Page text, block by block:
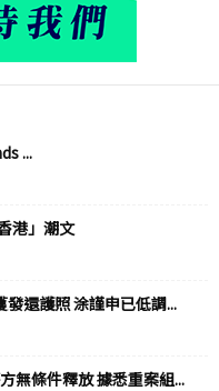
...
港」潮文
還護照 涂謹申已低調...
無條件釋放 據悉重案組...